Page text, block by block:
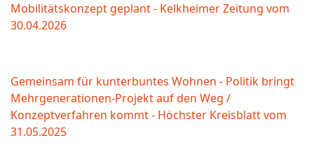
Mobilitätskonzept geplant - Kelkheimer Zeitung vom
30.04.2026
Gemeinsam für kunterbuntes Wohnen - Politik bringt
Mehrgenerationen-Projekt auf den Weg /
Konzeptverfahren kommt - Höchster Kreisblatt vom
31.05.2025